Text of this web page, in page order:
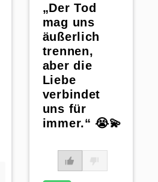
„Der Tod
mag uns
äußerlich
trennen,
aber die
Liebe
verbindet
uns für
immer.“ 😭💫